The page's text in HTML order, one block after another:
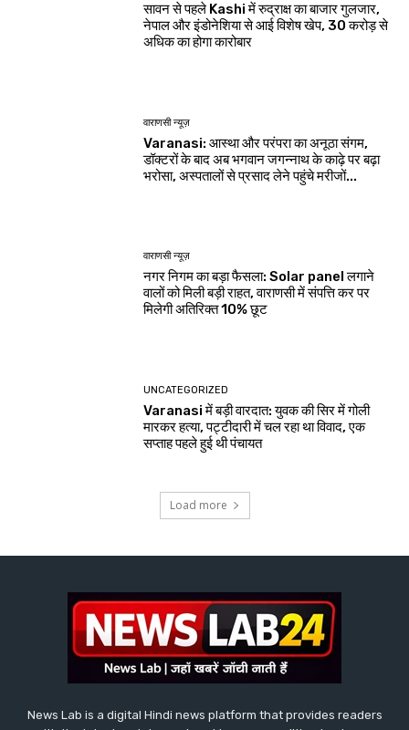
सावन से पहले Kashi में रुद्राक्ष का बाजार गुलजार,
नेपाल और इंडोनेशिया से आई विशेष खेप, 30 करोड़ से
अधिक का होगा कारोबार
वाराणसी न्यूज़
Varanasi: आस्था और परंपरा का अनूठा संगम,
डॉक्टरों के बाद अब भगवान जगन्नाथ के काढ़े पर बढ़ा
भरोसा, अस्पतालों से प्रसाद लेने पहुंचे मरीजों...
वाराणसी न्यूज़
नगर निगम का बड़ा फैसला: Solar panel लगाने
वालों को मिली बड़ी राहत, वाराणसी में संपत्ति कर पर
मिलेगी अतिरिक्त 10% छूट
UNCATEGORIZED
Varanasi में बड़ी वारदात: युवक की सिर में गोली
मारकर हत्या, पट्टीदारी में चल रहा था विवाद, एक
सप्ताह पहले हुई थी पंचायत
Load more
News Lab is a digital Hindi news platform that provides readers